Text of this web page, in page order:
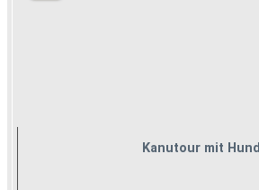
Kanutour mit Hund